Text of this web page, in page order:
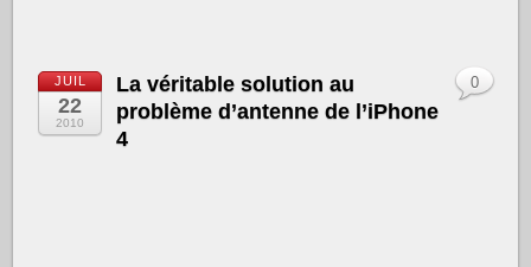
JUIL
22
2010
La véritable solution au
problème d’antenne de l’iPhone
4
0